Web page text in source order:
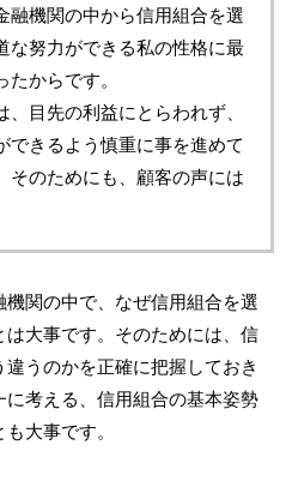
融機関の中から信用組合を選
な努力ができる私の性格に最
からです。
目先の利益にとらわれず、
できるよう慎重に事を進めて
そのためにも、顧客の声には
関の中で、なぜ信用組合を選
大事です。そのためには、信
うのかを正確に把握しておき
考える、信用組合の基本姿勢
大事です。